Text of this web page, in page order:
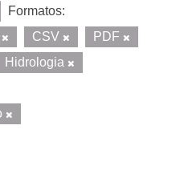
Formatos:
CSV
PDF
Hidrologia